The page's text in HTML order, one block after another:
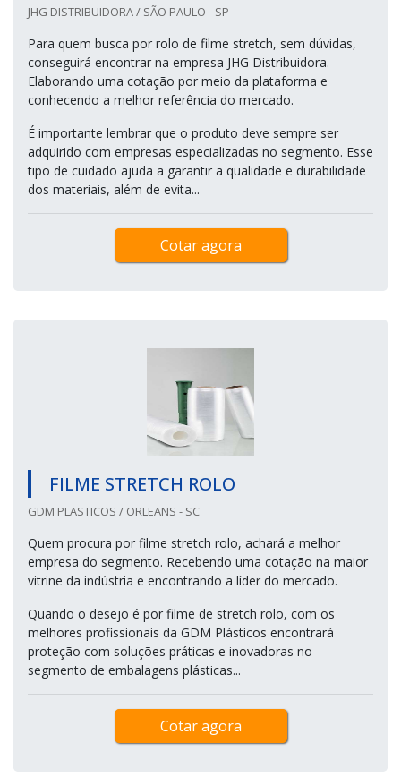
JHG DISTRIBUIDORA / SÃO PAULO - SP
Para quem busca por rolo de filme stretch, sem dúvidas,
conseguirá encontrar na empresa JHG Distribuidora.
Elaborando uma cotação por meio da plataforma e
conhecendo a melhor referência do mercado.
É importante lembrar que o produto deve sempre ser
adquirido com empresas especializadas no segmento. Esse
tipo de cuidado ajuda a garantir a qualidade e durabilidade
dos materiais, além de evita...
Cotar agora
FILME STRETCH ROLO
GDM PLASTICOS / ORLEANS - SC
Quem procura por filme stretch rolo, achará a melhor
empresa do segmento. Recebendo uma cotação na maior
vitrine da indústria e encontrando a líder do mercado.
Quando o desejo é por filme de stretch rolo, com os
melhores profissionais da GDM Plásticos encontrará
proteção com soluções práticas e inovadoras no
segmento de embalagens plásticas...
Cotar agora